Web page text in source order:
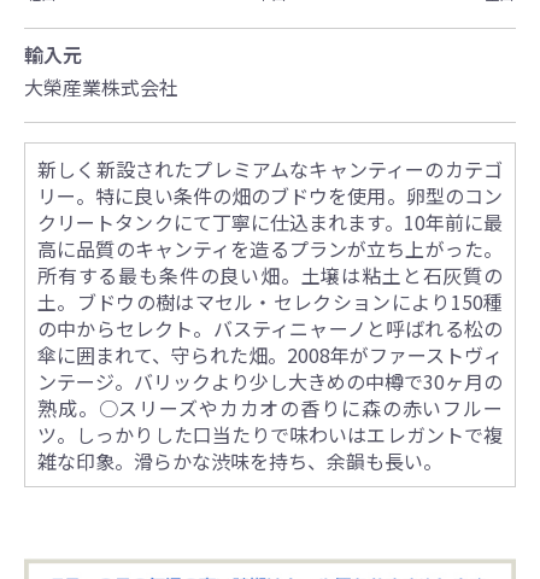
輸入元
大榮産業株式会社
新しく新設されたプレミアムなキャンティーのカテゴ
リー。特に良い条件の畑のブドウを使用。卵型のコン
クリートタンクにて丁寧に仕込まれます。10年前に最
高に品質のキャンティを造るプランが立ち上がった。
所有する最も条件の良い畑。土壌は粘土と石灰質の
土。ブドウの樹はマセル・セレクションにより150種
の中からセレクト。バスティニャーノと呼ばれる松の
傘に囲まれて、守られた畑。2008年がファーストヴィ
ンテージ。バリックより少し大きめの中樽で30ヶ月の
熟成。○スリーズやカカオの香りに森の赤いフルー
ツ。しっかりした口当たりで味わいはエレガントで複
雑な印象。滑らかな渋味を持ち、余韻も長い。